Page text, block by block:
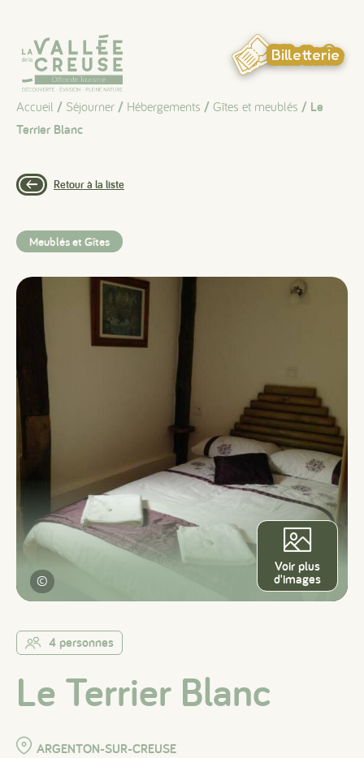
Billetterie
Accueil / Séjourner / Hébergements / Gîtes et meublés / Le
Terrier Blanc
Retour à la liste
Meublés et Gîtes
©
Voir plus
d'images
4 personnes
Le Terrier Blanc
ARGENTON-SUR-CREUSE